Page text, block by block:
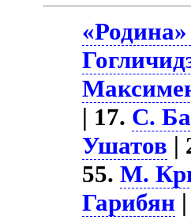
| 17. С.
Ушатов |
55.М.
Гарибян